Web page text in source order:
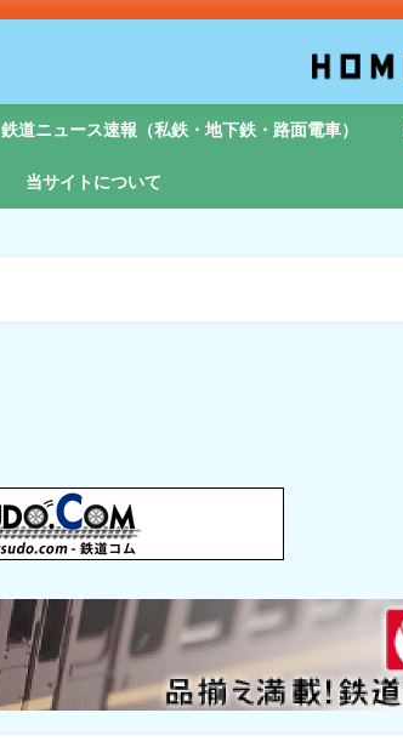
鉄道ニュース速報（私鉄・地下鉄・路面電車）
当サイトについて